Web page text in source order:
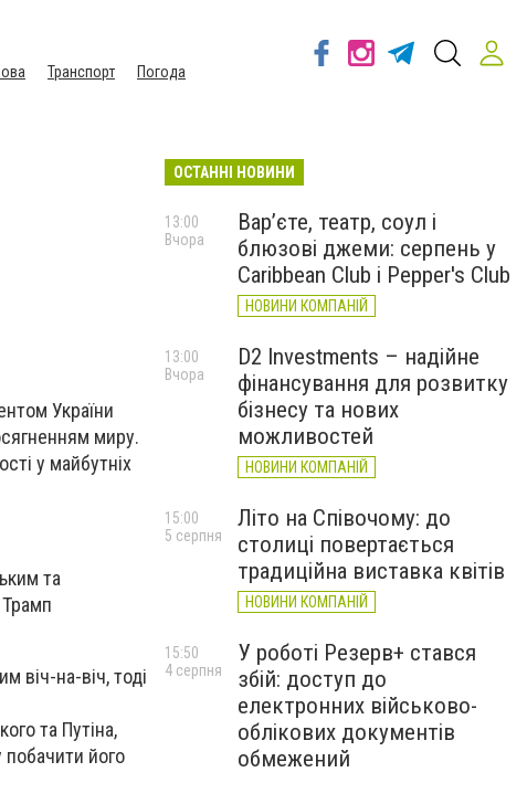
Транспорт Погода
України
миру.
у майбутніх
та
віч-на-віч, тоді
та Путіна,
побачити його
ОСТАННІ НОВИНИ
Вар’єте, театр, соул і
блюзові джеми: серпень у
Caribbean Club і Pepper's Club
НОВИНИ КОМПАНІЙ
13:00
Вчора
D2 Investments – надійне
фінансування для розвитку
бізнесу та нових
можливостей
НОВИНИ КОМПАНІЙ
13:00
Вчора
Літо на Співочому: до
столиці повертається
традиційна виставка квітів
НОВИНИ КОМПАНІЙ
15:00
5 серпня
У роботі Резерв+ стався
збій: доступ до
електронних військово-
облікових документів
обмежений
15:50
4 серпня